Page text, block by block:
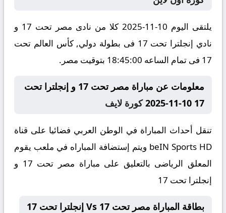
يلتقى اليوم 10-11-2025 كلا من نادى مصر تحت 17 و
نادي إنجلترا تحت 17 فى بطولة دولي, كأس العالم تحت
17 فى تمام الساعه 18:45:00 بتوقيت مصر.
معلومات عن مباراة مصر تحت 17 و إنجلترا تحت
17 10-11-2025
كورة لايف
تنقل أحداث المباراة في الوطن العربي فضائيا على قناة
beIN Sports HD ويتم إستضافة المباراه في ملعب يقوم
المعلق الرياضى بالتعليق على مباراة مصر تحت 17 و
إنجلترا تحت 17
بطاقة المباراة مصر تحت 17 Vs إنجلترا تحت 17